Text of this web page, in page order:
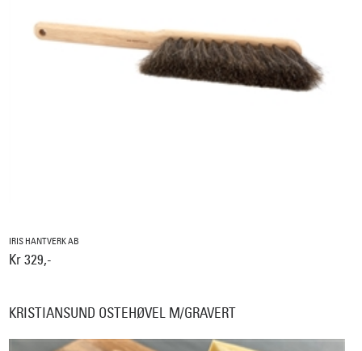
IRIS HANTVERK AB
Kr 329,-
KRISTIANSUND OSTEHØVEL M/GRAVERT